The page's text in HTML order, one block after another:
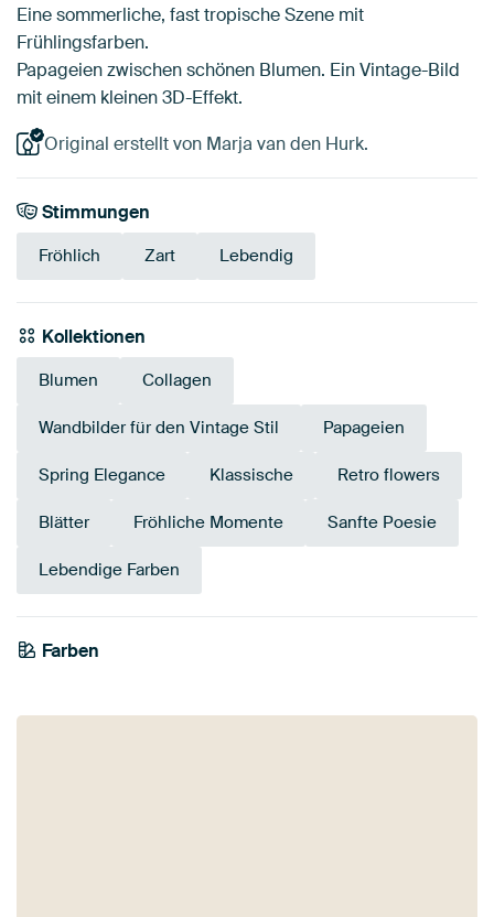
Eine sommerliche, fast tropische Szene mit
Frühlingsfarben.
Papageien zwischen schönen Blumen. Ein Vintage-Bild
mit einem kleinen 3D-Effekt.
Original erstellt von Marja van den Hurk.
Stimmungen
Fröhlich Zart Lebendig
Kollektionen
Blumen Collagen
Wandbilder für den Vintage Stil Papageien
Spring Elegance Klassische Retro flowers
Blätter Fröhliche Momente Sanfte Poesie
Lebendige Farben
Farben
Salbeigrün
Early Dew
Bordeaux